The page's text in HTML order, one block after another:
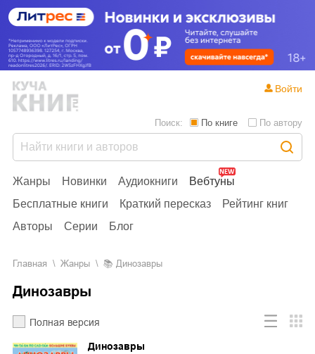
Жанры Новинки Аудиокниги
Вебтуны
Бесплатные книги
Краткий пересказ
Рейтинг книг
Авторы
Серии Блог
Поиск: По книге По автору
Войти
Главная Жанры Динозавры
Динозавры
Полная версия
Динозавры